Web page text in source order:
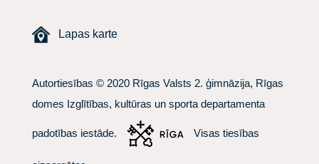
Lapas karte
Autortiesības © 2020 Rīgas Valsts 2. ģimnāzija, Rīgas
domes Izglītības, kultūras un sporta departamenta
padotības iestāde. Visas tiesības